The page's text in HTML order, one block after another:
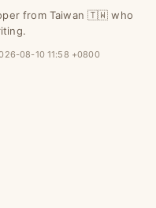
from Taiwan 🇹🇼 who
08-10 11:58 +0800